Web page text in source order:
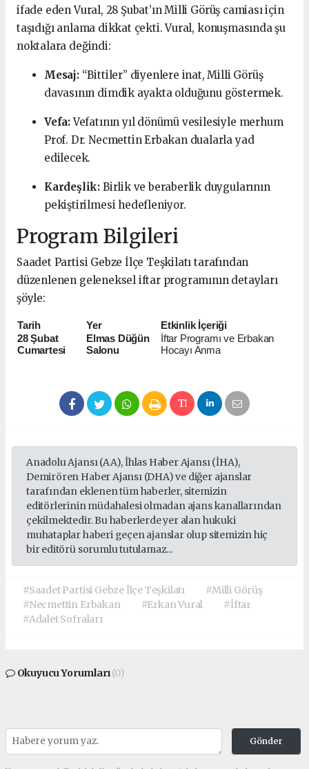
ifade eden Vural, 28 Şubat’ın Milli Görüş camiası için
taşıdığı anlama dikkat çekti. Vural, konuşmasında şu
noktalara değindi:
Mesaj:“Bittiler” diyenlere inat, Milli Görüş
davasının dimdik ayakta olduğunu göstermek.
Vefa:Vefatının yıl dönümü vesilesiyle merhum
Prof. Dr. Necmettin Erbakan dualarla yad
edilecek.
Kardeşlik: Birlik ve beraberlik duygularının
pekiştirilmesi hedefleniyor.
Program Bilgileri
Saadet Partisi Gebze İlçe Teşkilatı tarafından
düzenlenen geleneksel iftar programının detayları
şöyle:
Tarih Yer
Etkinlik İçeriği
28 Şubat
Cumartesi
Elmas Düğün
Salonu
İftar Programı ve Erbakan
Hocayı Anma
Anadolu Ajansı (AA), İhlas Haber Ajansı (İHA),
Demirören Haber Ajansı (DHA) ve diğer ajanslar
tarafından eklenen tüm haberler, sitemizin
editörlerinin müdahalesi olmadan ajans kanallarından
çekilmektedir. Bu haberlerde yer alan hukuki
muhataplar haberi geçen ajanslar olup sitemizin hiç
bir editörü sorumlu tutulamaz...
#Saadet Partisi Gebze İlçe Teşkilatı
#Milli Görüş
#Necmettin Erbakan
#Erkan Vural
#İftar
#Adalet Sofraları
Okuyucu Yorumları(0)
Gönder